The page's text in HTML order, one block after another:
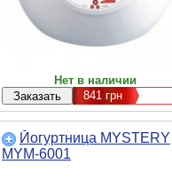
Нет в наличии
841грн
Йогуртница MYSTERY
MYM-6001